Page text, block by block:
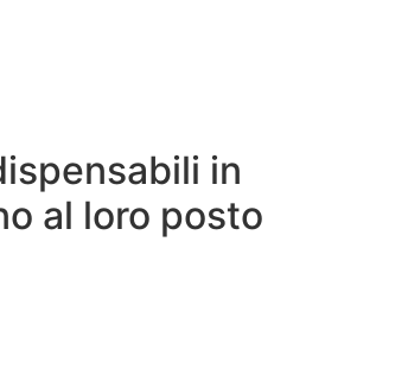
in
al loro posto